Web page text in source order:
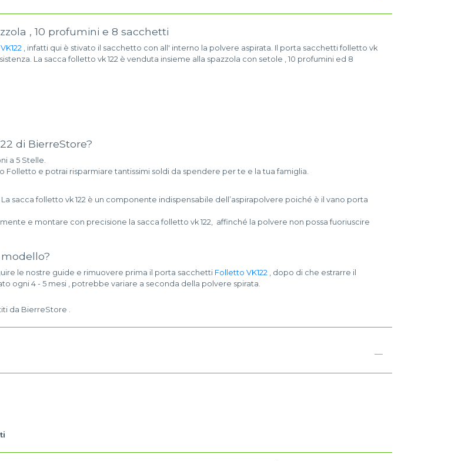
, 10 profumini e 8 sacchetti
, infatti qui è stivato il sacchetto con all' interno la polvere aspirata. Il porta sacchetti folletto vk
La sacca folletto vk 122 è venduta insieme alla spazzola con setole , 10 profumini ed 8
di BierreStore?
a 5 Stelle.
e potrai risparmiare tantissimi soldi da spendere per te e la tua famiglia.
sacca folletto vk 122 è un componente indispensabile dell’aspirapolvere poiché è il vano porta
e montare con precisione la sacca folletto vk 122, affinché la polvere non possa fuoriuscire
le nostre guide e rimuovere prima il porta sacchetti Folletto VK122 , dopo di che estrarre il
ogni 4 - 5 mesi , potrebbe variare a seconda della polvere spirata.
da BierreStore .